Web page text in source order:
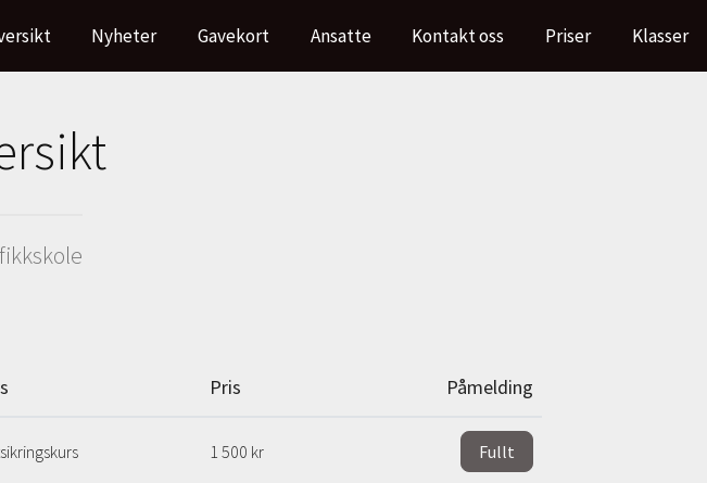
Nyheter Gavekort Ansatte Kontakt oss Priser Klasser
Pris Påmelding
1 500 kr Fullt